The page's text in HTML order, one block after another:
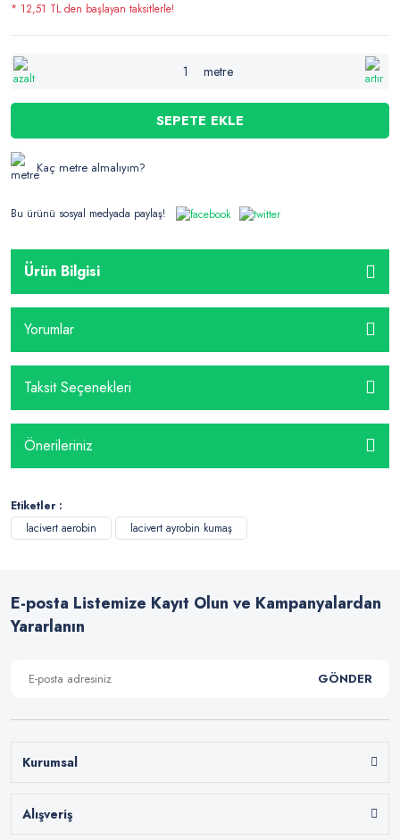
* 12,51 TL den başlayan taksitlerle!
metre
SEPETE EKLE
Kaç metre almalıyım?
Bu ürünü sosyal medyada paylaş!
Ürün Bilgisi
Yorumlar
Taksit Seçenekleri
Önerileriniz
Etiketler :
lacivert aerobin
lacivert ayrobin kumaş
E-posta Listemize Kayıt Olun ve Kampanyalardan
Yararlanın
GÖNDER
Kurumsal
Alışveriş